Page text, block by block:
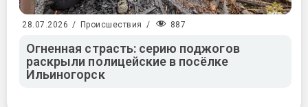
28.07.2026 / Происшествия / 887
Огненная страсть: серию поджогов
раскрыли полицейские в посёлке
Ильиногорск